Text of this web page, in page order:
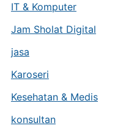
IT & Komputer
Jam Sholat Digital
jasa
Karoseri
Kesehatan & Medis
konsultan